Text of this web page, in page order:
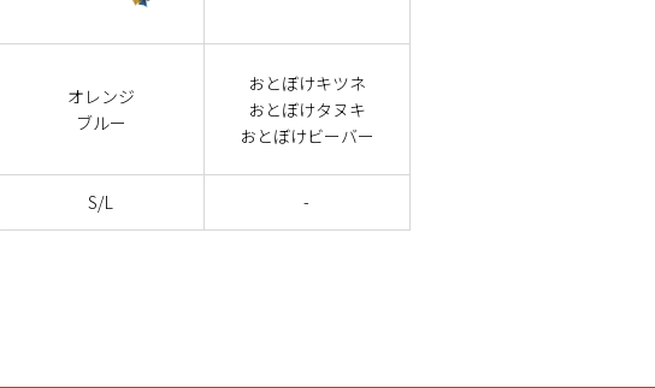
オレンジ
ブルー
おとぼけキツネ
おとぼけタヌキ
おとぼけビーバー
S/L -